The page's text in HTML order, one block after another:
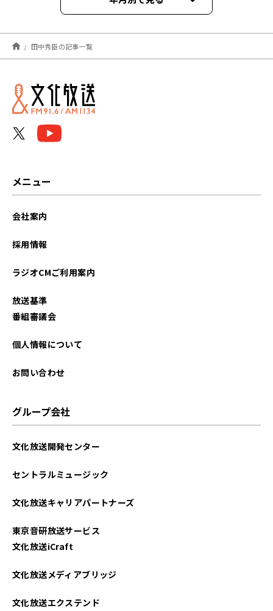
2026年08月
2026年07月
2026年06月
2025年09月
2025年06月
2025年01月
2024年12月
田中秀臣の記事一覧
メニュー
会社案内
採用情報
ラジオCMご利用案内
放送基準
番組審議会
個人情報について
お問い合わせ
グループ会社
文化放送開発センター
セントラルミュージック
文化放送キャリアパートナーズ
東京音研放送サービス
文化放送iCraft
文化放送メディアブリッジ
文化放送エクステンド